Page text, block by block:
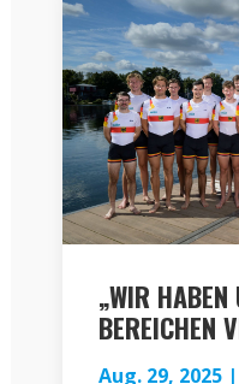
„WIR
BEREICHEN
Aug. 29, 2025|